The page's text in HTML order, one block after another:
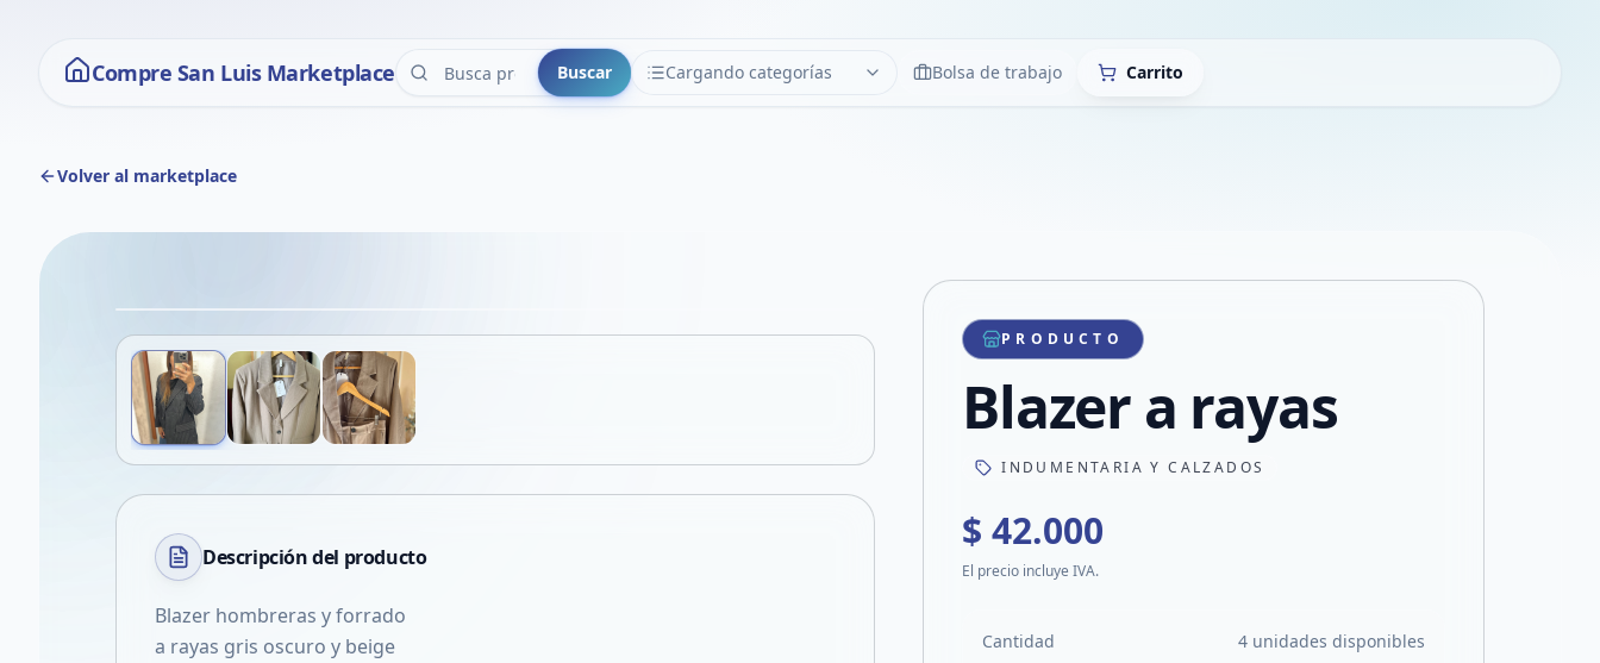
Compre San Luis Marketplace Buscar Cargando categorías
CATEGORÍAS LimpiarBolsa de trabajo Carrito
Volver al marketplace
Compartir producto
Compartir por WhatsApp
Compartir por mail
Compartir en Facebook
Compartir en X
Descripción del producto
Blazer hombreras y forrado
a rayas gris oscuro y beige
PRODUCTO
Blazer a rayas
INDUMENTARIA Y CALZADOS
$ 42.000
El precio incluye IVA.
Cantidad 4 unidades disponibles